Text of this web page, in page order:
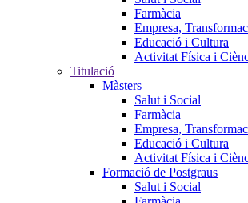
Farmàcia
Empresa,
Educació i Cultura
Activitat Física i
Titulació
Màsters
Salut i Social
Farmàcia
Empresa,
Educació i Cultura
Activitat Física i
Formació de Postgraus
Salut i Social